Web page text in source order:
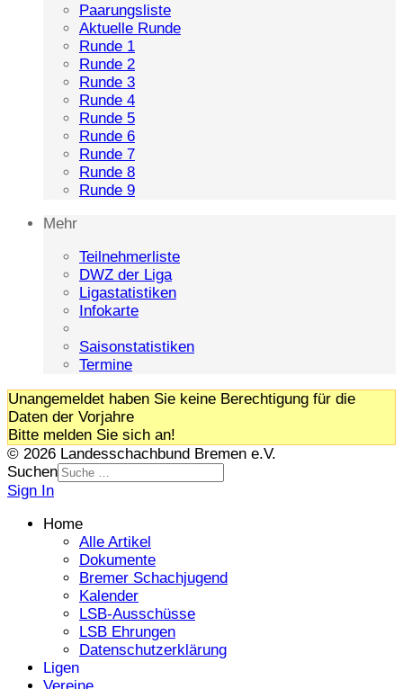
Paarungsliste
Aktuelle Runde
Runde 1
Runde 2
Runde 3
Runde 4
Runde 5
Runde 6
Runde 7
Runde 8
Runde 9
Mehr
Teilnehmerliste
DWZ der Liga
Ligastatistiken
Infokarte
Saisonstatistiken
Termine
Unangemeldet haben Sie keine Berechtigung für die
Daten der Vorjahre
Bitte melden Sie sich an!
© 2026 Landesschachbund Bremen e.V.
Suchen
Sign In
Home
Alle Artikel
Dokumente
Bremer Schachjugend
Kalender
LSB-Ausschüsse
LSB Ehrungen
Datenschutzerklärung
Ligen
Vereine